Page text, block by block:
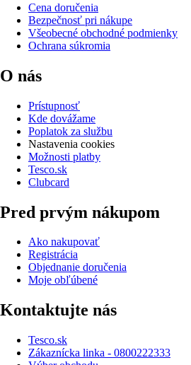
Cena doručenia
Bezpečnosť pri nákupe
Všeobecné obchodné podmienky
Ochrana súkromia
O nás
Prístupnosť
Kde dovážame
Poplatok za službu
Nastavenia cookies
Možnosti platby
Tesco.sk
Clubcard
Pred prvým nákupom
Ako nakupovať
Registrácia
Objednanie doručenia
Moje obľúbené
Kontaktujte nás
Tesco.sk
Zákaznícka linka - 0800222333